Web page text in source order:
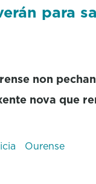
para
non
nova que
Ourense